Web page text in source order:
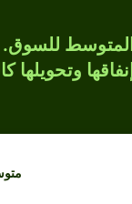
وتحويلها